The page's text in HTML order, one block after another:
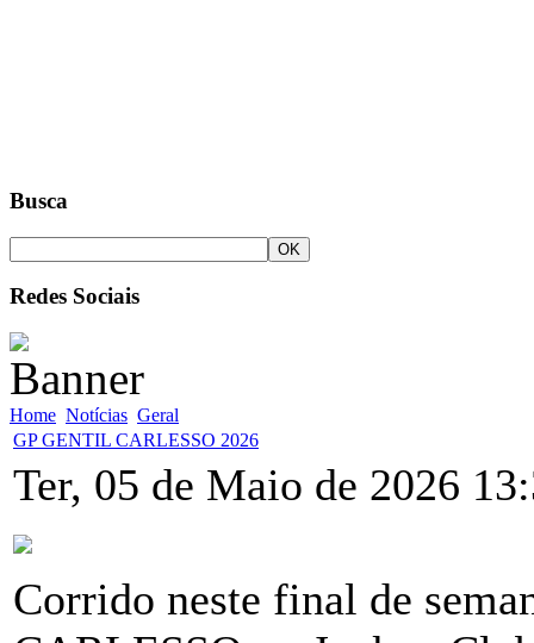
Busca
Redes Sociais
Home Notícias Geral
GP GENTIL CARLESSO 2026
Ter, 05 de Maio de 2026
Corrido neste final de